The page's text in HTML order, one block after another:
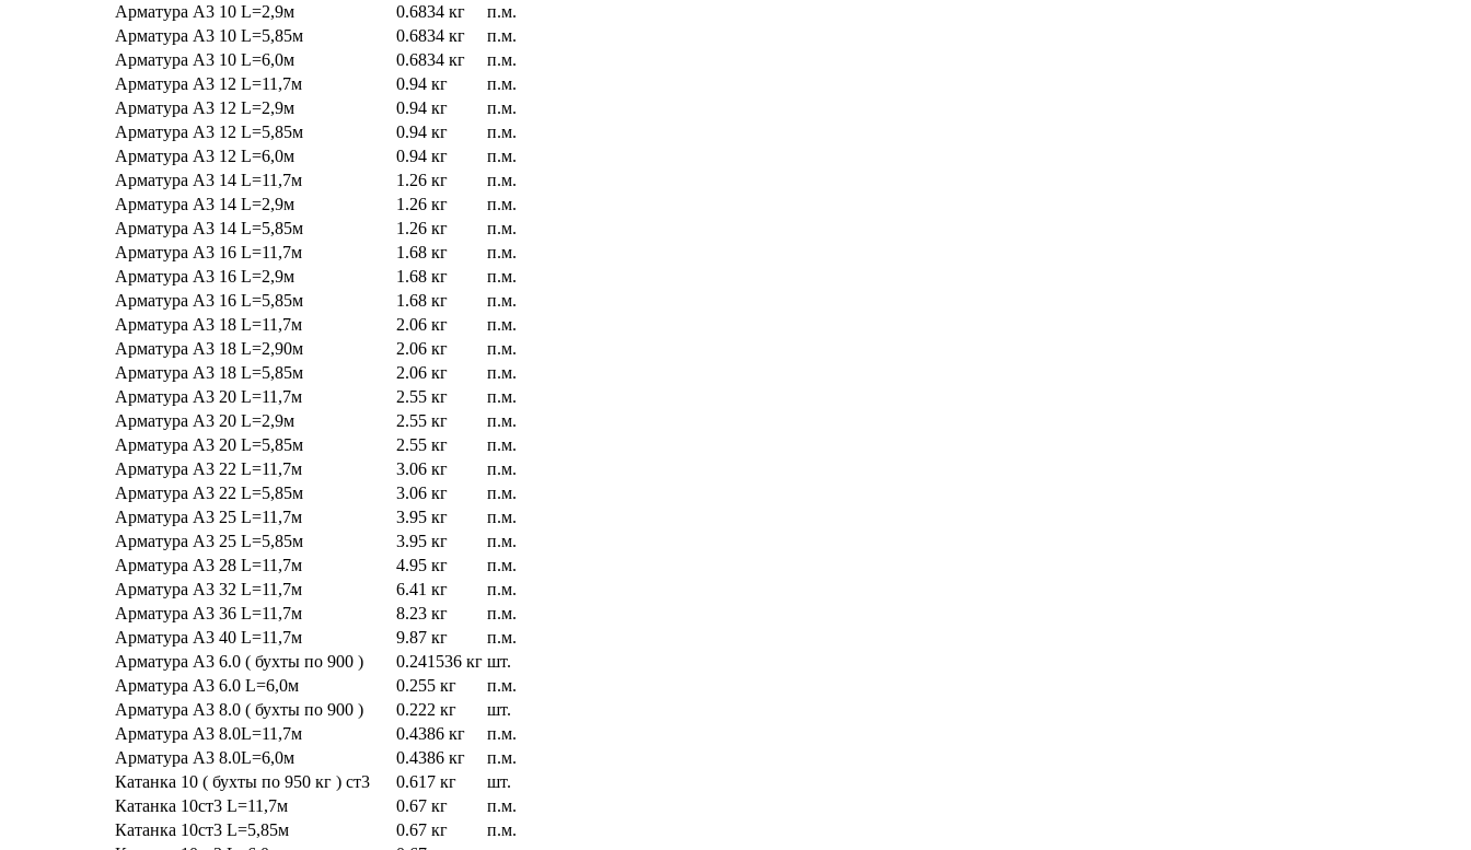
Арматура А3 10 L=2,9м
0.6834 кг
п.м.
Арматура А3 10 L=5,85м
0.6834 кг
п.м.
Арматура А3 10 L=6,0м
0.6834 кг
п.м.
Арматура А3 12 L=11,7м
0.94 кг
п.м.
Арматура А3 12 L=2,9м
0.94 кг
п.м.
Арматура А3 12 L=5,85м
0.94 кг
п.м.
Арматура А3 12 L=6,0м
0.94 кг
п.м.
Арматура А3 14 L=11,7м
1.26 кг
п.м.
Арматура А3 14 L=2,9м
1.26 кг
п.м.
Арматура А3 14 L=5,85м
1.26 кг
п.м.
Арматура А3 16 L=11,7м
1.68 кг
п.м.
Арматура А3 16 L=2,9м
1.68 кг
п.м.
Арматура А3 16 L=5,85м
1.68 кг
п.м.
Арматура А3 18 L=11,7м
2.06 кг
п.м.
Арматура А3 18 L=2,90м
2.06 кг
п.м.
Арматура А3 18 L=5,85м
2.06 кг
п.м.
Арматура А3 20 L=11,7м
2.55 кг
п.м.
Арматура А3 20 L=2,9м
2.55 кг
п.м.
Арматура А3 20 L=5,85м
2.55 кг
п.м.
Арматура А3 22 L=11,7м
3.06 кг
п.м.
Арматура А3 22 L=5,85м
3.06 кг
п.м.
Арматура А3 25 L=11,7м
3.95 кг
п.м.
Арматура А3 25 L=5,85м
3.95 кг
п.м.
Арматура А3 28 L=11,7м
4.95 кг
п.м.
Арматура А3 32 L=11,7м
6.41 кг
п.м.
Арматура А3 36 L=11,7м
8.23 кг
п.м.
Арматура А3 40 L=11,7м
9.87 кг
п.м.
Арматура А3 6.0 ( бухты по 900 )
0.241536 кг шт.
Арматура А3 6.0 L=6,0м
0.255 кг
п.м.
Арматура А3 8.0 ( бухты по 900 )
0.222 кг
шт.
Арматура А3 8.0L=11,7м
0.4386 кг
п.м.
Арматура А3 8.0L=6,0м
0.4386 кг
п.м.
Катанка 10 ( бухты по 950 кг ) ст3
0.617 кг
шт.
Катанка 10ст3 L=11,7м
0.67 кг
п.м.
Катанка 10ст3 L=5,85м
0.67 кг
п.м.